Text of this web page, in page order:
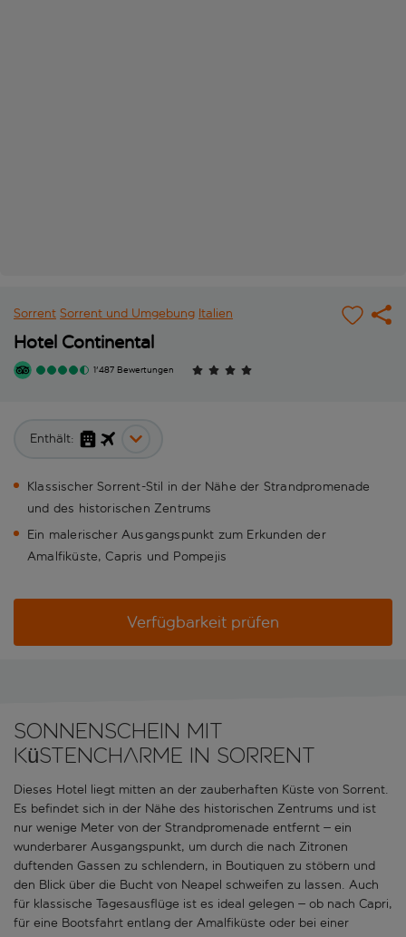
Sorrent Sorrent und Umgebung Italien
Hotel Continental
1'487 Bewertungen
Enthält:
Klassischer Sorrent-Stil in der Nähe der Strandpromenade
und des historischen Zentrums
Ein malerischer Ausgangspunkt zum Erkunden der
Amalfiküste, Capris und Pompejis
Verfügbarkeit prüfen
Sonnenschein mit
Küstencharme in Sorrent
Dieses Hotel liegt mitten an der zauberhaften Küste von Sorrent.
Es befindet sich in der Nähe des historischen Zentrums und ist
nur wenige Meter von der Strandpromenade entfernt – ein
wunderbarer Ausgangspunkt, um durch die nach Zitronen
duftenden Gassen zu schlendern, in Boutiquen zu stöbern und
den Blick über die Bucht von Neapel schweifen zu lassen. Auch
für klassische Tagesausflüge ist es ideal gelegen – ob nach Capri,
für eine Bootsfahrt entlang der Amalfiküste oder bei einer